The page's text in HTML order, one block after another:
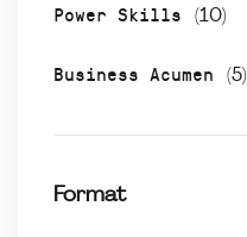
Power Skills (10)
Business Acumen (5)
Format